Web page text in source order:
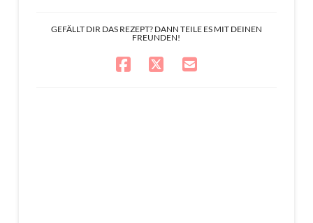
GEFÄLLT DIR DAS REZEPT? DANN TEILE ES MIT DEINEN
FREUNDEN!